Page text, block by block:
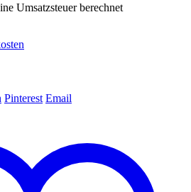
Umsatzsteuer berechnet
Pinterest Email